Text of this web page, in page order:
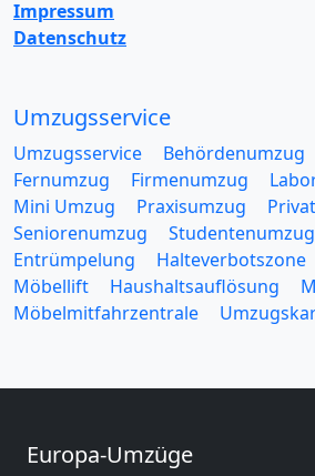
Impressum
Datenschutz
Umzugsservice
Umzugsservice Behördenumzug
Fernumzug
Firmenumzug
Mini Umzug
Praxisumzug
Seniorenumzug
Studentenumzug
Entrümpelung
Halteverbotszone
Möbellift
Haushaltsauflösung
Möbelmitfahrzentrale
Europa-Umzüge